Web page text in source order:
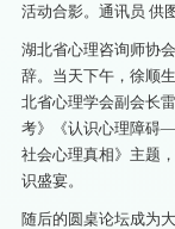
活动合影。通讯员 供
湖北省心理咨询师协
辞。当天下午，徐顺
北省心理学会副会长
考》《认识心理障碍
社会心理真相》主题
识盛宴。
随后的圆桌论坛成为